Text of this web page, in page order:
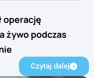
operację
żywo podczas
Czytaj dalej